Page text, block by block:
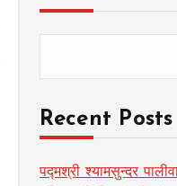
Recent Posts
पद्मश्री श्यामसुन्दर